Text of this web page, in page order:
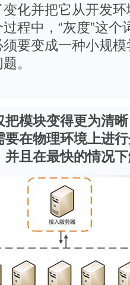
化并把它从开发
程中，“灰度”这
要变成一种小规
。
把模块变得更为清
在物理环境上进
并且在最快的情况